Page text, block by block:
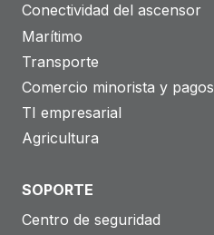
Conectividad del ascensor
Marítimo
Transporte
Comercio minorista y pagos
TI empresarial
Agricultura
SOPORTE
Centro de seguridad